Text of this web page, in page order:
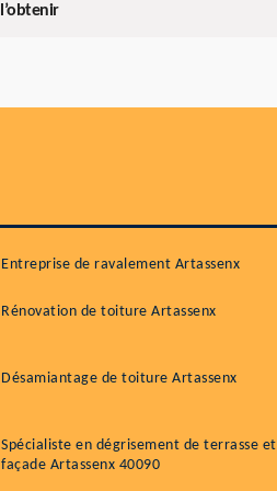
l’obtenir
Entreprise de ravalement Artassenx
Rénovation de toiture Artassenx
Désamiantage de toiture Artassenx
Spécialiste en dégrisement de terrasse et
façade Artassenx 40090